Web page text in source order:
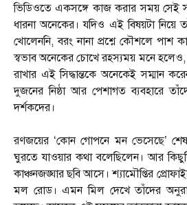
ভিডিওতে একসঙ্গে কাজ করার সময় সেই
ধারনা অনেকের। যদিও এই বিষয়টা
খোলেননি, বরং নানা প্রশ্নে কৌশলে পাশ
স্বভাব অনেকের চোখে রহস্যময় মনে
রাখার এই সিদ্ধান্তকে অনেকেই সম্মান
দুজনের নিষ্ঠা আর পেশাগত ব্যবহারে
দর্শকদের।
রণজয়ের ‘কোন গোপনে মন ভেসেছে’
ঘুরতে যাওয়ার কথা বলেছিলেন। আর
কাঞ্চনজঙ্ঘার ছবি আসে। শ্যামৌপ্তির
মল রোড। এমন মিল দেখে তাঁদের